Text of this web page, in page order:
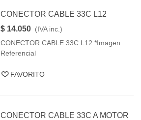
CONECTOR CABLE 33C L12
$ 14.050 (IVA inc.)
CONECTOR CABLE 33C L12 *Imagen
Referencial
FAVORITO
CONECTOR CABLE 33C A MOTOR